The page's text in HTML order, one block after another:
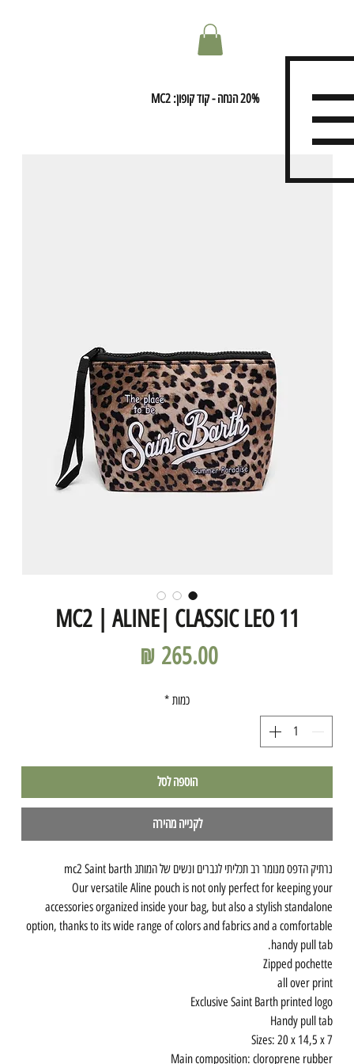
MC2 | ALINE| CLASSIC LEO 11
כמות *
הוספה לסל
לקנייה מהירה
נרתיק הדפס מנומר רב תכליתי לגברים ונשים של המותג mc2 Saint barth
Our versatile Aline pouch is not only perfect for keeping your
accessories organized inside your bag, but also a stylish standalone
option, thanks to its wide range of colors and fabrics and a comfortable
handy pull tab.
Zipped pochette
all over print
Exclusive Saint Barth printed logo
Handy pull tab
Sizes: 20 x 14,5 x 7
Main composition: cloroprene rubber
20% הנחה - קוד קופון: MC2